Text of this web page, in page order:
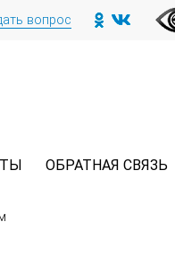
вопрос
ОБРАТНАЯ СВЯЗЬ